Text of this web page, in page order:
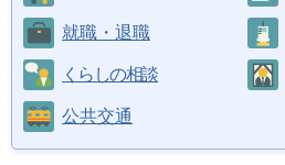
就職・退職
くらしの相談
公共交通